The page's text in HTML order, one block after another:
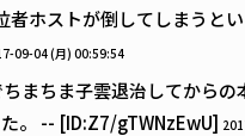
者ホストが倒してしまうと
09-04 (月) 00:59:54
まちま子雲退治してからの
。 -- [ID:Z7/gTWNzEwU]